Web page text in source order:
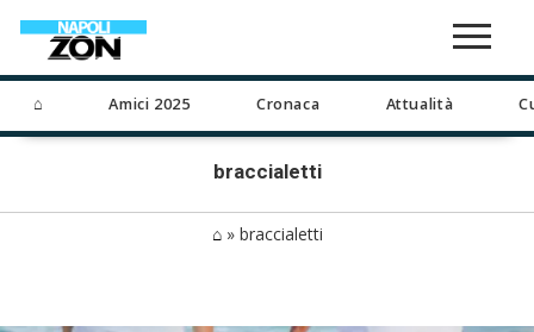
⌂ Amici 2025 Cronaca Attualità
braccialetti
⌂» braccialetti